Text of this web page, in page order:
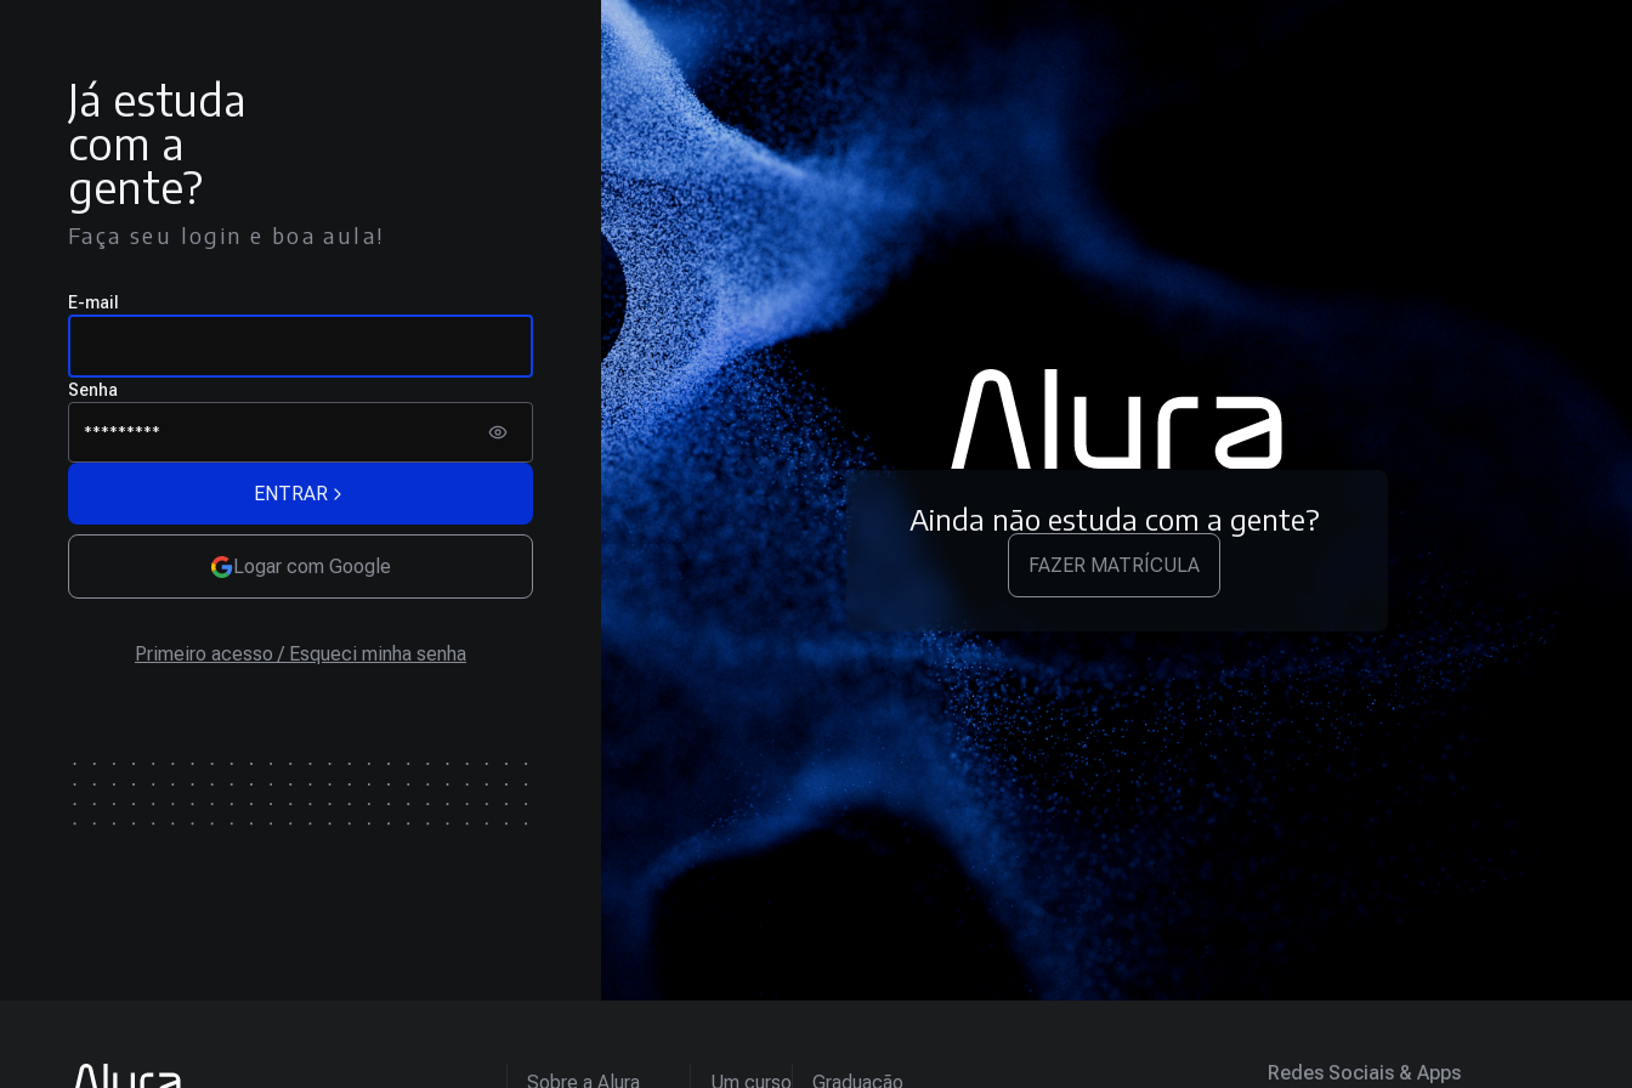
Já estuda
com a
gente?
Faça seu login e boa aula!
E-mail
Senha
ENTRAR
Logar com Google
Primeiro acesso / Esqueci minha senha
Ainda não estuda com a gente?
FAZER MATRÍCULA
Sobre a Alura Um curso Graduação Redes Sociais & Apps